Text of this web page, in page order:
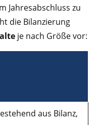
Jahresabschluss zu
die Bilanzierung
je nach Größe vor:
aus Bilanz,